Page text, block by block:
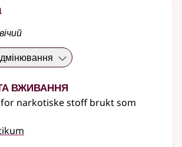
вживання
narkotiske stoff brukt som